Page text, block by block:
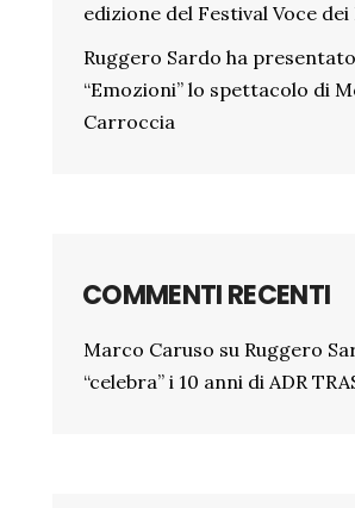
edizione del Festival Voce
Ruggero Sardo ha presentato
“Emozioni” lo spettacolo di
Carroccia
COMMENTI RECENTI
Marco Caruso su Ruggero
“celebra” i 10 anni di ADR